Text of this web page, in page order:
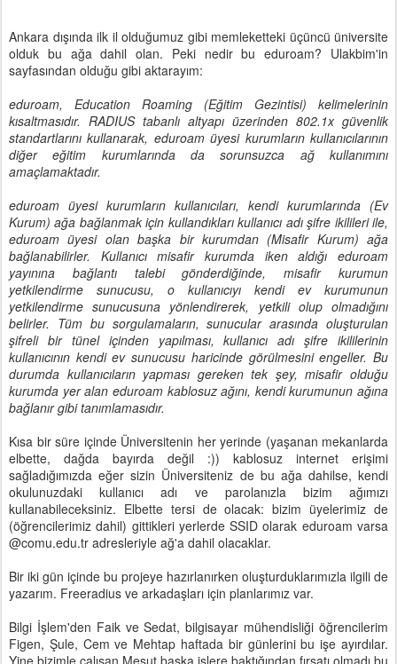
Ankara dışında ilk il olduğumuz gibi memleketteki üçüncü üniversite
olduk bu ağa dahil olan. Peki nedir bu eduroam? Ulakbim'in
sayfasından olduğu gibi aktarayım:
eduroam, Education Roaming (Eğitim Gezintisi) kelimelerinin
kısaltmasıdır. RADIUS tabanlı altyapı üzerinden 802.1x güvenlik
standartlarını kullanarak, eduroam üyesi kurumların kullanıcılarının
diğer eğitim kurumlarında da sorunsuzca ağ kullanımını
amaçlamaktadır.
eduroam üyesi kurumların kullanıcıları, kendi kurumlarında (Ev
Kurum) ağa bağlanmak için kullandıkları kullanıcı adı şifre ikilileri ile,
eduroam üyesi olan başka bir kurumdan (Misafir Kurum) ağa
bağlanabilirler. Kullanıcı misafir kurumda iken aldığı eduroam
yayınına bağlantı talebi gönderdiğinde, misafir kurumun
yetkilendirme sunucusu, o kullanıcıyı kendi ev kurumunun
yetkilendirme sunucusuna yönlendirerek, yetkili olup olmadığını
belirler. Tüm bu sorgulamaların, sunucular arasında oluşturulan
şifreli bir tünel içinden yapılması, kullanıcı adı şifre ikililerinin
kullanıcının kendi ev sunucusu haricinde görülmesini engeller. Bu
durumda kullanıcıların yapması gereken tek şey, misafir olduğu
kurumda yer alan eduroam kablosuz ağını, kendi kurumunun ağına
bağlanır gibi tanımlamasıdır.
Kısa bir süre içinde Üniversitenin her yerinde (yaşanan mekanlarda
elbette, dağda bayırda değil :)) kablosuz internet erişimi
sağladığımızda eğer sizin Üniversiteniz de bu ağa dahilse, kendi
okulunuzdaki kullanıcı adı ve parolanızla bizim ağımızı
kullanabileceksiniz. Elbette tersi de olacak: bizim üyelerimiz de
(öğrencilerimiz dahil) gittikleri yerlerde SSID olarak eduroam varsa
@comu.edu.tr adresleriyle ağ'a dahil olacaklar.
Bir iki gün içinde bu projeye hazırlanırken oluşturduklarımızla ilgili de
yazarım. Freeradius ve arkadaşları için planlarımız var.
Bilgi İşlem'den Faik ve Sedat, bilgisayar mühendisliği öğrencilerim
Figen, Şule, Cem ve Mehtap haftada bir günlerini bu işe ayırdılar.
Yine bizimle çalışan Mesut başka işlere baktığından fırsatı olmadı bu